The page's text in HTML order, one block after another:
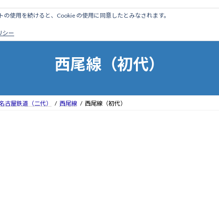
ホーム はじめに 管理人ブログ 営業線から探す
西尾線（初代）
古屋鉄道（二代） 西尾線 西尾線（初代）
使用を続けると、Cookie の使用に同意したとみなされます。
シー